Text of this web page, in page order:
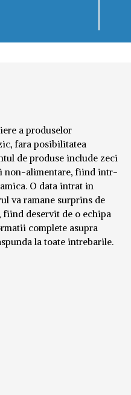
a produselor
fara posibilitatea
de produse include zeci
non-alimentare, fiind intr-
O data intrat in
va ramane surprins de
fiind deservit de o echipa
complete asupra
la toate intrebarile.